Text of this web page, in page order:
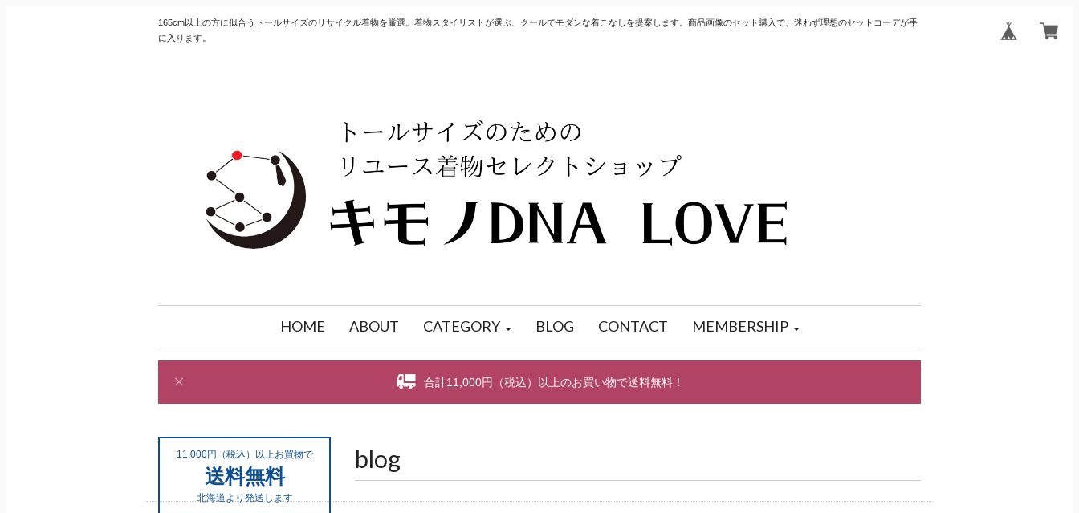
165cm以上の方に似合うトールサイズのリサイクル着物を厳選。着物スタイリストが選ぶ、クールでモダンな着こなしを提案します。商品画像のセット購入で、迷わず理想のセットコーデが手
に入ります。
HOME ABOUT CATEGORY BLOG CONTACT MEMBERSHIP
合計11,000円（税込）以上のお買い物で送料無料！
blog
11,000円（税込）以上お買物で
送料無料
北海道より発送します